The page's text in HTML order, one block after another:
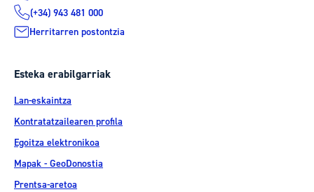
(+34) 943 481 000
Herritarren postontzia
Esteka erabilgarriak
Lan-eskaintza
Kontratatzailearen profila
Egoitza elektronikoa
Mapak - GeoDonostia
Prentsa-aretoa